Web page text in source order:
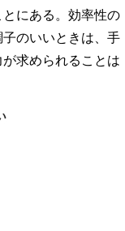
にある。効率性の
のいいときは、手
求められることは